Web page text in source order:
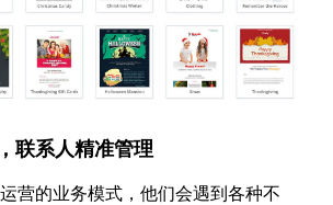
联系人精准管理
营的业务模式，他们会遇到各种不